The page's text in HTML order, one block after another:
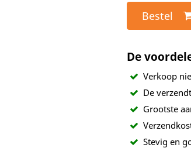
Bestel
De
Verkoop
De
Grootste
Stevig en